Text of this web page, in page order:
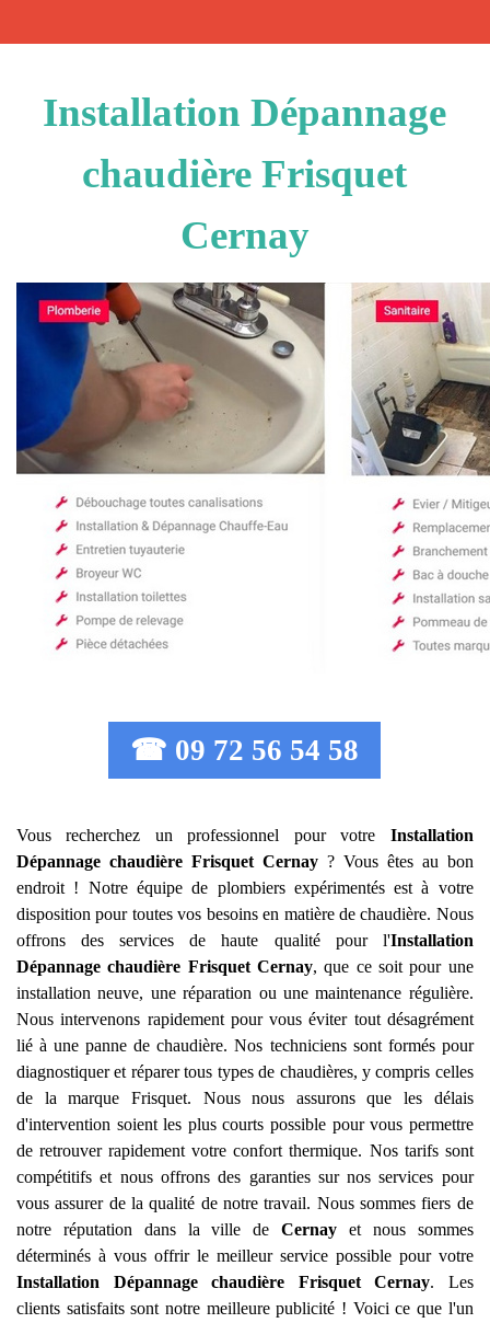
Installation Dépannage
chaudière Frisquet
Cernay
☎ 09 72 56 54 58
Vous recherchez un professionnel pour votre Installation
Dépannage chaudière Frisquet Cernay? Vous êtes au bon
endroit ! Notre équipe de plombiers expérimentés est à votre
disposition pour toutes vos besoins en matière de chaudière. Nous
offrons des services de haute qualité pour l'Installation
Dépannage chaudière Frisquet Cernay, que ce soit pour une
installation neuve, une réparation ou une maintenance régulière.
Nous intervenons rapidement pour vous éviter tout désagrément
lié à une panne de chaudière. Nos techniciens sont formés pour
diagnostiquer et réparer tous types de chaudières, y compris celles
de la marque Frisquet. Nous nous assurons que les délais
d'intervention soient les plus courts possible pour vous permettre
de retrouver rapidement votre confort thermique. Nos tarifs sont
compétitifs et nous offrons des garanties sur nos services pour
vous assurer de la qualité de notre travail. Nous sommes fiers de
notre réputation dans la ville deCernay et nous sommes
déterminés à vous offrir le meilleur service possible pour votre
Installation Dépannage chaudière Frisquet
Cernay. Les
clients satisfaits sont notre meilleure publicité ! Voici ce que l'un